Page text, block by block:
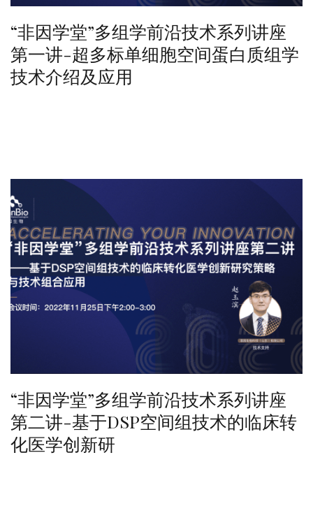
“非因学堂”多组学前沿技术系列讲座
第一讲-超多标单细胞空间蛋白质组学
技术介绍及应用
“非因学堂”多组学前沿技术系列讲座
第二讲-基于DSP空间组技术的临床转
化医学创新研